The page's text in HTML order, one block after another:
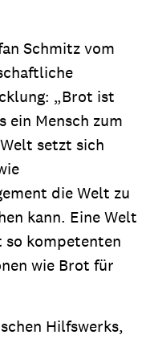
Schmitz vom
„Brot ist
ein Mensch zum
setzt sich
die Welt zu
kann. Eine Welt
so kompetenten
wie Brot für
Hilfswerks,